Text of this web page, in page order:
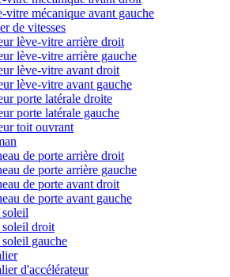
vitre mécanique avant gauche
de vitesses
lève-vitre arrière droit
lève-vitre arrière gauche
lève-vitre avant droit
lève-vitre avant gauche
porte latérale droite
porte latérale gauche
toit ouvrant
de porte arrière droit
de porte arrière gauche
de porte avant droit
de porte avant gauche
soleil
soleil droit
soleil gauche
d'accélérateur